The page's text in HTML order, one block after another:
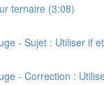
ternaire (3:08)
- Sujet : Utiliser if
- Correction :